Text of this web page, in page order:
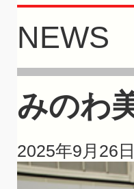
NEWS
みのわ
2025年9月26日